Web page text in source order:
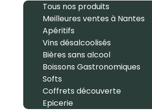
Tous nos produits
Meilleures ventes à Nantes
Apéritifs
Vins désalcoolisés
Bières sans alcool
Boissons Gastronomiques
Softs
Coffrets découverte
Epicerie